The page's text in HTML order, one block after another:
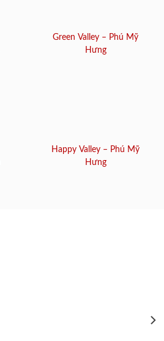
Green Valley – Phú Mỹ
Hưng
Happy Valley – Phú Mỹ
Hưng